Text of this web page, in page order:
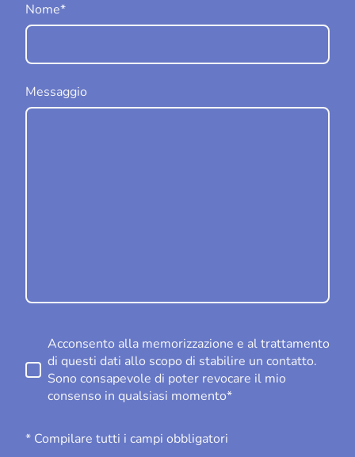
Nome*
Messaggio
Acconsento alla memorizzazione e al trattamento
di questi dati allo scopo di stabilire un contatto.
Sono consapevole di poter revocare il mio
consenso in qualsiasi momento*
* Compilare tutti i campi obbligatori